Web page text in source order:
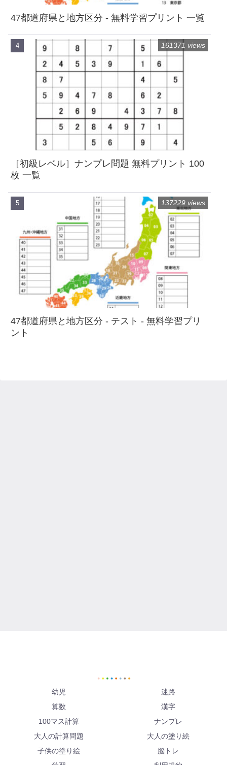
47都道府県と地方区分 - 無料学習プリント 一覧
［初級レベル］ナンプレ問題 無料プリント 100
枚 一覧
161371 views
47都道府県と地方区分 - テスト - 無料学習プリ
ント
137229 views
幼児
迷路
算数
漢字
100マス計算
ナンプレ
大人の計算問題
大人の塗り絵
子供の塗り絵
脳トレ